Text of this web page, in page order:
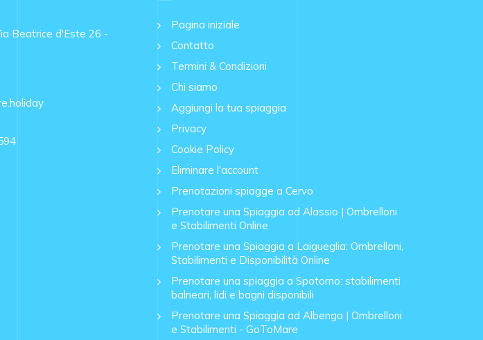
Beatrice d'Este 26 -
Pagina iniziale
Contatto
Termini & Condizioni
Chi siamo
Aggiungi la tua spiaggia
Privacy
Cookie Policy
Eliminare l'account
Prenotazioni spiagge a Cervo
Prenotare una Spiaggia ad Alassio | Ombrelloni
e Stabilimenti Online
Prenotare una Spiaggia a Laigueglia: Ombrelloni,
Stabilimenti e Disponibilità Online
Prenotare una spiaggia a Spotorno: stabilimenti
balneari, lidi e bagni disponibili
Prenotare una Spiaggia ad Albenga | Ombrelloni
e Stabilimenti - GoToMare